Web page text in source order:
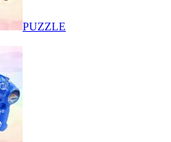
PUZZLE